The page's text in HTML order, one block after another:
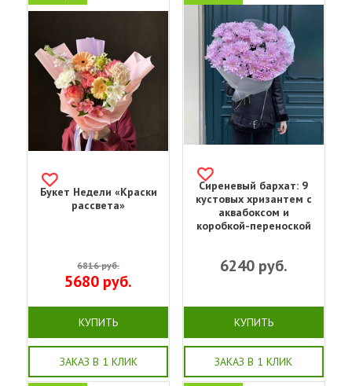
Букет Недели «Краски
рассвета»
6816руб.
5680 руб.
КУПИТЬ
ЗАКАЗ В 1 КЛИК
Сиреневый бархат: 9
кустовых хризантем с
аквабоксом и
коробкой-переноской
6240руб.
КУПИТЬ
ЗАКАЗ В 1 КЛИК